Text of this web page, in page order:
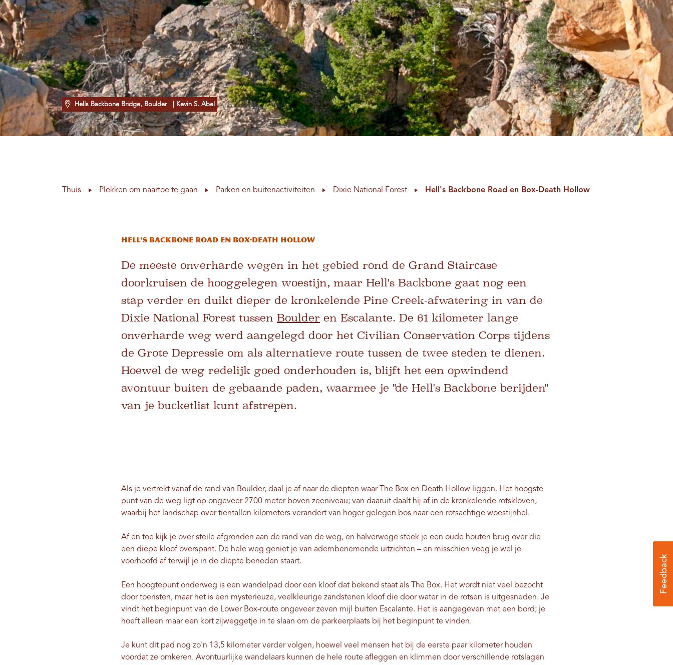
Hells Backbone Bridge, Boulder | Kevin S. Abel
Thuis Plekken om naartoe te gaan Parken en buitenactiviteiten Dixie National Forest Hell's Backbone Road en Box-Death Hollow
Hell's Backbone Road en Box-Death Hollow
De meeste onverharde wegen in het gebied rond de Grand Staircase
doorkruisen de hooggelegen woestijn, maar Hell's Backbone gaat nog een
stap verder en duikt dieper de kronkelende Pine Creek-afwatering in van de
Dixie National Forest tussen Boulder en Escalante. De 61 kilometer lange
onverharde weg werd aangelegd door het Civilian Conservation Corps tijdens
de Grote Depressie om als alternatieve route tussen de twee steden te dienen.
Hoewel de weg redelijk goed onderhouden is, blijft het een opwindend
avontuur buiten de gebaande paden, waarmee je "de Hell's Backbone berijden"
van je bucketlist kunt afstrepen.
Als je vertrekt vanaf de rand van Boulder, daal je af naar de diepten waar The Box en Death Hollow liggen. Het hoogste
punt van de weg ligt op ongeveer 2700 meter boven zeeniveau; van daaruit daalt hij af in de kronkelende rotskloven,
waarbij het landschap over tientallen kilometers verandert van hoger gelegen bos naar een rotsachtige woestijnhel.
Af en toe kijk je over steile afgronden aan de rand van de weg, en halverwege steek je een oude houten brug over die
een diepe kloof overspant. De hele weg geniet je van adembenemende uitzichten – en misschien veeg je wel je
voorhoofd af terwijl je in de diepte beneden staart.
Een hoogtepunt onderweg is een wandelpad door een kloof dat bekend staat als The Box. Het wordt niet veel bezocht
door toeristen, maar het is een mysterieuze, veelkleurige zandstenen kloof die door water in de rotsen is uitgesneden. Je
vindt het beginpunt van de Lower Box-route ongeveer zeven mijl buiten Escalante. Het is aangegeven met een bord; je
hoeft alleen maar een kort zijweggetje in te slaan om de parkeerplaats bij het beginpunt te vinden.
Je kunt dit pad nog zo'n 13,5 kilometer verder volgen, hoewel veel mensen het bij de eerste paar kilometer houden
voordat ze omkeren. Avontuurlijke wandelaars kunnen de hele route afleggen en klimmen door verschillende rotslagen